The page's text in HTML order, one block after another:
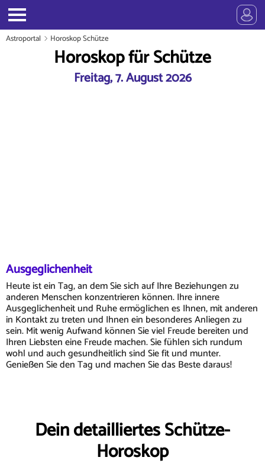
Astroportal Horoskop Schütze
Horoskop für Schütze
Freitag, 7. August 2026
Ausgeglichenheit
Heute ist ein Tag, an dem Sie sich auf Ihre Beziehungen zu
anderen Menschen konzentrieren können. Ihre innere
Ausgeglichenheit und Ruhe ermöglichen es Ihnen, mit anderen
in Kontakt zu treten und Ihnen ein besonderes Anliegen zu
sein. Mit wenig Aufwand können Sie viel Freude bereiten und
Ihren Liebsten eine Freude machen. Sie fühlen sich rundum
wohl und auch gesundheitlich sind Sie fit und munter.
Genießen Sie den Tag und machen Sie das Beste daraus!
Dein detailliertes Schütze-
Horoskop